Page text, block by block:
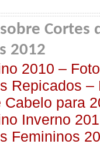
Cortes
2012
2010 –
Repicados –
Cabelo para
Inverno
Femininos